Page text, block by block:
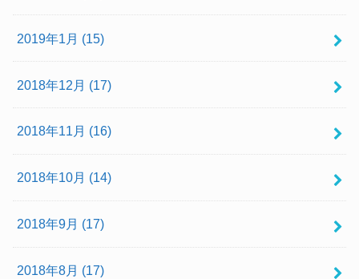
2019年1月 (15)
2018年12月 (17)
2018年11月 (16)
2018年10月 (14)
2018年9月 (17)
2018年8月 (17)